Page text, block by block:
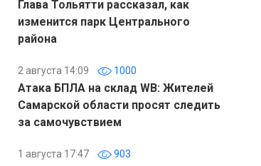
Глава Тольятти рассказал, как
изменится парк Центрального
района
2 августа 14:09 1000
Атака БПЛА на склад WB: Жителей
Самарской области просят следить
за самочувствием
1 августа 17:47 903